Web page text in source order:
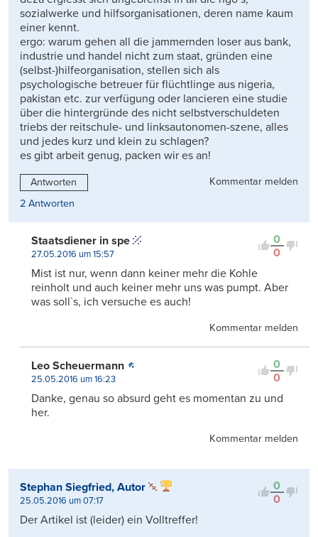
sozialwerke und hilfsorganisationen, deren name kaum
einer kennt.
ergo: warum gehen all die jammernden loser aus bank,
industrie und handel nicht zum staat, gründen eine
(selbst-)hilfeorganisation, stellen sich als
psychologische betreuer für flüchtlinge aus nigeria,
pakistan etc. zur verfügung oder lancieren eine studie
über die hintergründe des nicht selbstverschuldeten
triebs der reitschule- und linksautonomen-szene, alles
und jedes kurz und klein zu schlagen?
es gibt arbeit genug, packen wir es an!
Antworten
Kommentar melden
2 Antworten
0
0
Staatsdiener in spe
27.05.2016 um 15:57
Mist ist nur, wenn dann keiner mehr die Kohle
reinholt und auch keiner mehr uns was pumpt. Aber
was soll`s, ich versuche es auch!
Kommentar melden
0
0
Leo Scheuermann
25.05.2016 um 16:23
Danke, genau so absurd geht es momentan zu und
her.
Kommentar melden
0
0
Stephan Siegfried, Autor
25.05.2016 um 07:17
Der Artikel ist (leider) ein Volltreffer!